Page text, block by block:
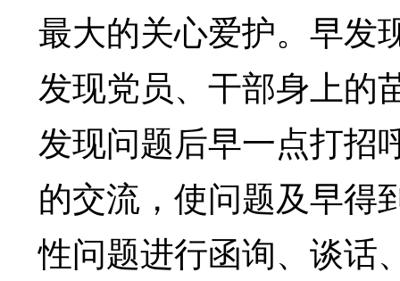
最大的关心爱护。早发
发现党员、干部身上的
发现问题后早一点打招
的交流，使问题及早得
性问题进行函询、谈话